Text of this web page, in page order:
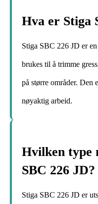
Hva er Stiga
Stiga SBC 226 JD er
brukes til å trimme
på større områder. Den
nøyaktig arbeid.
Hvilken type
SBC 226 JD?
Stiga SBC 226 JD er